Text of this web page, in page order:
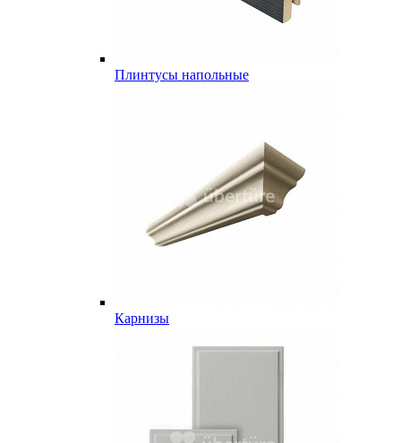
Плинтусы напольные
Карнизы